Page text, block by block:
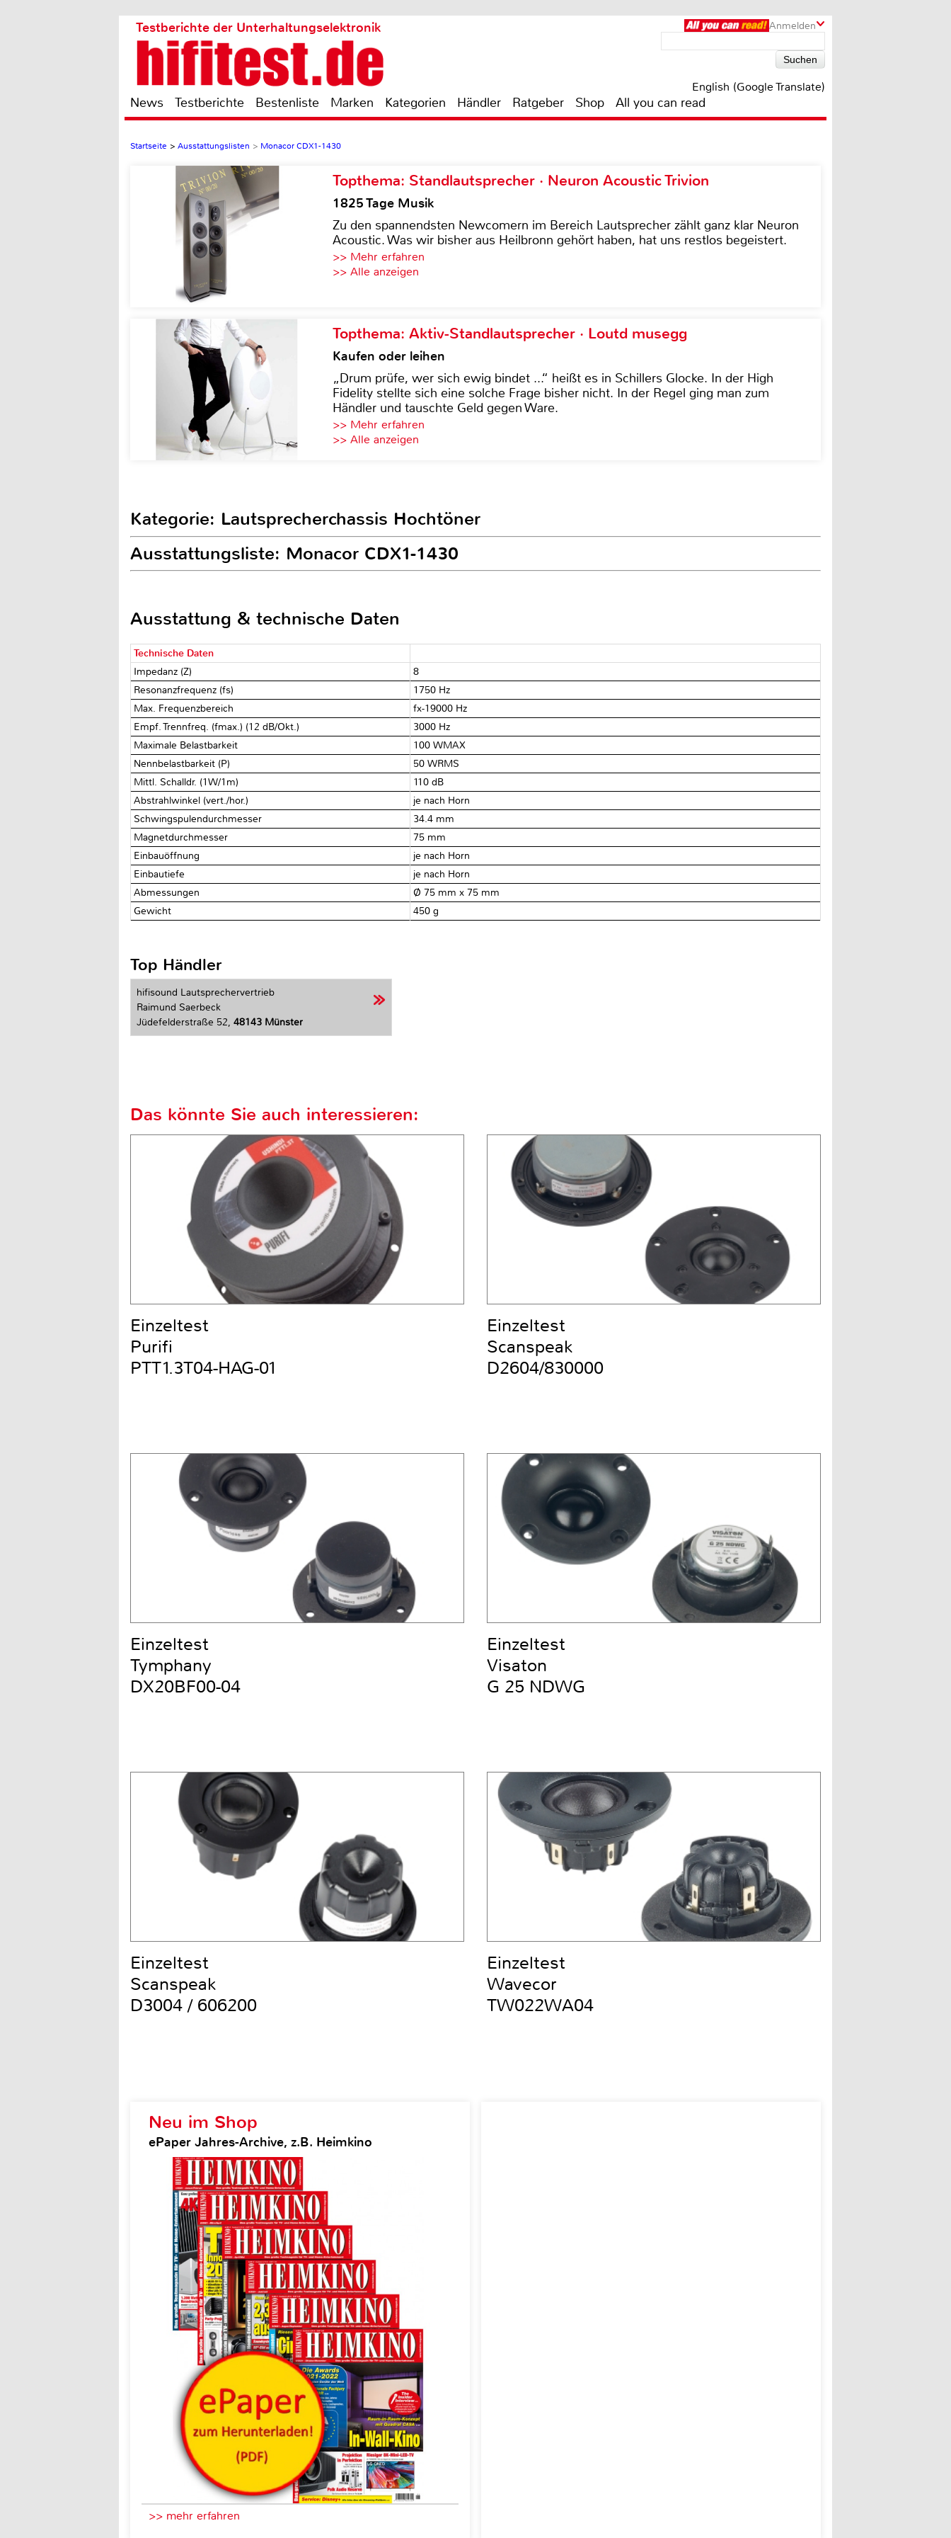
Anmelden
Testberichte der Unterhaltungselektronik
English (Google Translate)
News Testberichte Bestenliste Marken Kategorien Händler Ratgeber Shop All you can read
Startseite > Ausstattungslisten > Monacor CDX1-1430
Topthema: Standlautsprecher · Neuron Acoustic Trivion
1825 Tage Musik
Zu den spannendsten Newcomern im Bereich Lautsprecher zählt ganz klar Neuron
Acoustic. Was wir bisher aus Heilbronn gehört haben, hat uns restlos begeistert.
>> Mehr erfahren
>> Alle anzeigen
Topthema: Aktiv-Standlautsprecher · Loutd musegg
Kaufen oder leihen
„Drum prüfe, wer sich ewig bindet ...“ heißt es in Schillers Glocke. In der High
Fidelity stellte sich eine solche Frage bisher nicht. In der Regel ging man zum
Händler und tauschte Geld gegen Ware.
>> Mehr erfahren
>> Alle anzeigen
Kategorie: Lautsprecherchassis Hochtöner
Ausstattungsliste: Monacor CDX1-1430
Ausstattung & technische Daten
Technische Daten
Impedanz (Z)
8Ω
Resonanzfrequenz (fs)
1750 Hz
Max. Frequenzbereich
fx-19000 Hz
Empf. Trennfreq. (fmax.) (12 dB/Okt.)
3000 Hz
Maximale Belastbarkeit
100 WMAX
Nennbelastbarkeit (P)
50 WRMS
Mittl. Schalldr. (1W/1m)
110 dB
Abstrahlwinkel (vert./hor.)
je nach Horn
Schwingspulendurchmesser
34.4 mm
Magnetdurchmesser
75 mm
Einbauöffnung
je nach Horn
Einbautiefe
je nach Horn
Abmessungen
Ø 75 mm x 75 mm
Gewicht
450 g
Top Händler
hifisound Lautsprechervertrieb
Raimund Saerbeck
Jüdefelderstraße 52, 48143 Münster
Neu im Shop
ePaper Jahres-Archive, z.B. Heimkino
>> mehr erfahren
Das könnte Sie auch interessieren:
Einzeltest
Purifi
PTT1.3T04-HAG-01
Einzeltest
Scanspeak
D2604/830000
Einzeltest
Tymphany
DX20BF00-04
Einzeltest
Visaton
G 25 NDWG
Einzeltest
Scanspeak
D3004 / 606200
Einzeltest
Wavecor
TW022WA04